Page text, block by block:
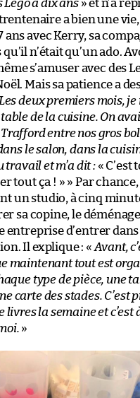
Lego à dix ans» et n’a
a bien une vie,
ans avec Kerry, sa
n’était qu’un ado.
s’amuser avec des
Mais sa patience a
Les deux premiers mois,
de la cuisine. On
entre nos gros
le salon, dans la
travail et m’a dit :« C’est
tout ça ! » » Par
un studio, à cinq
sa copine, le
entreprise d’entrer
Il explique : « Avant,
maintenant tout est
type de pièce, une
carte des stades. C’est
livres la semaine et c’est
»